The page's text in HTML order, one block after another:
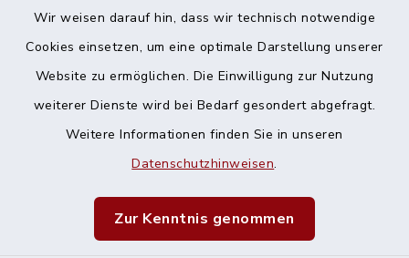
Wir weisen darauf hin, dass wir technisch notwendige
Cookies einsetzen, um eine optimale Darstellung unserer
Website zu ermöglichen. Die Einwilligung zur Nutzung
weiterer Dienste wird bei Bedarf gesondert abgefragt.
Weitere Informationen finden Sie in unseren
Datenschutzhinweisen.
Zur Kenntnis genommen
Datenschutz
Impressum
Sitemap
Cookie-Einstellungen